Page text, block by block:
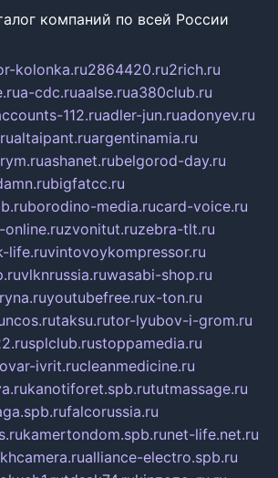
компаний по всей России
kolonka.ru2864420.ru2rich.ru
a-cdc.ruaalse.rua380club.ru
112.ruadler-jun.ruadonyev.ru
altaipant.ruargentinamia.ru
ashanet.rubelgorod-day.ru
bigfatcc.ru
borodino-media.rucard-voice.ru
online.ruzvonitut.ruzebra-tlt.ru
life.ruvintovoykompressor.ru
vlknrussia.ruwasabi-shop.ru
youtubefree.rux-ton.ru
taksu.rutor-lyubov-i-grom.ru
splclub.rustoppamedia.ru
ivrit.rucleanmedicine.ru
kanotiforet.spb.rututmassage.ru
falcorussia.ru
kamertondom.spb.runet-life.net.ru
alliance-electro.spb.ru